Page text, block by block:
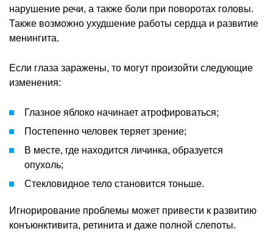
нарушение речи, а также боли при поворотах головы.
Также возможно ухудшение работы сердца и развитие
менингита.
Если глаза заражены, то могут произойти следующие
изменения:
Глазное яблоко начинает атрофироваться;
Постепенно человек теряет зрение;
В месте, где находится личинка, образуется
опухоль;
Стекловидное тело становится тоньше.
Игнорирование проблемы может привести к развитию
конъюнктивита, ретинита и даже полной слепоты.